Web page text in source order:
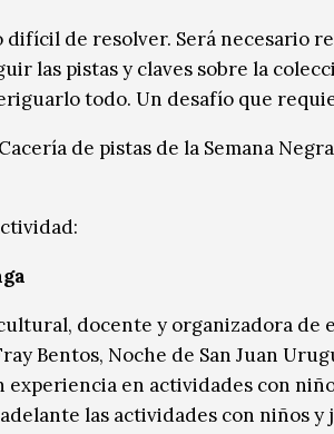
categoría
de resolver. Será necesario
las pistas y claves sobre la
todo. Un desafío que
de pistas de la Semana
docente y organizadora de
Bentos, Noche de San Juan
experiencia en actividades con
las actividades con niños